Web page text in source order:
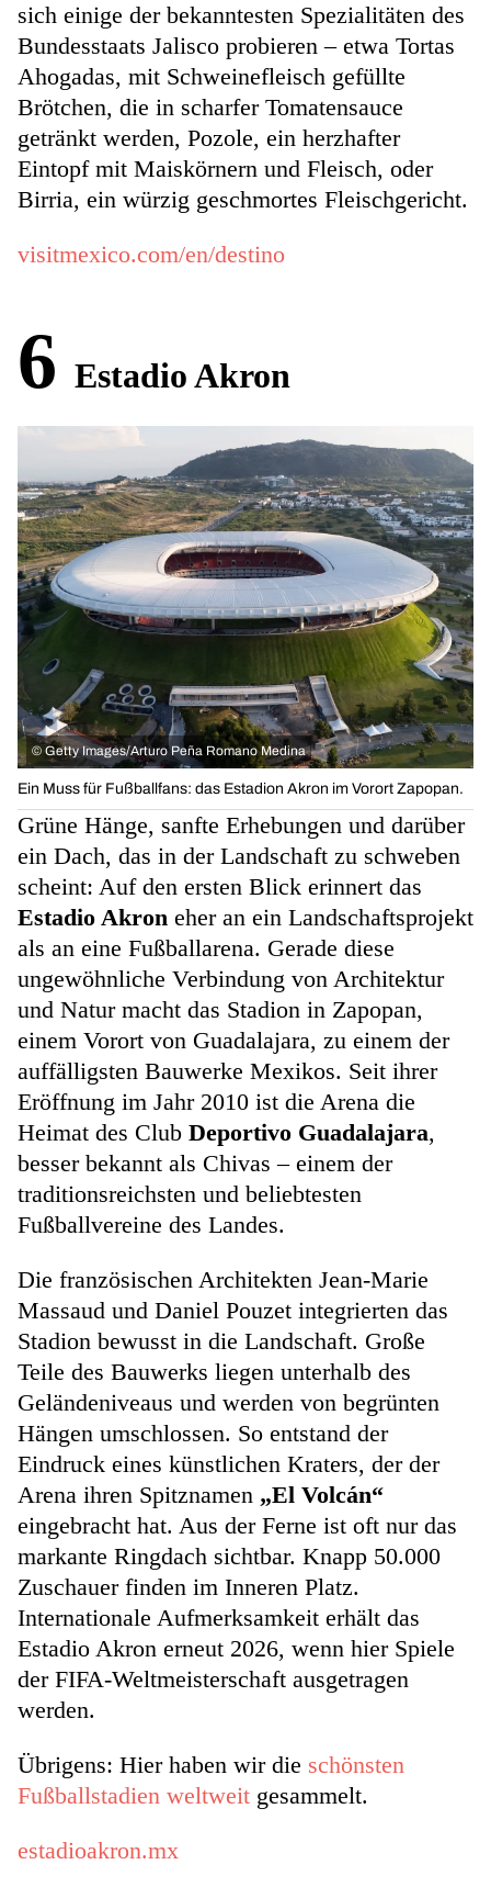
sich einige der bekanntesten Spezialitäten des
Bundesstaats Jalisco probieren – etwa Tortas
Ahogadas, mit Schweinefleisch gefüllte
Brötchen, die in scharfer Tomatensauce
getränkt werden, Pozole, ein herzhafter
Eintopf mit Maiskörnern und Fleisch, oder
Birria, ein würzig geschmortes Fleischgericht.
visitmexico.com/en/destino
6 Estadio Akron
© Getty Images/Arturo Peña Romano Medina
Ein Muss für Fußballfans: das Estadion Akron im Vorort Zapopan.
Grüne Hänge, sanfte Erhebungen und darüber
ein Dach, das in der Landschaft zu schweben
scheint: Auf den ersten Blick erinnert das
Estadio Akron eher an ein Landschaftsprojekt
als an eine Fußballarena. Gerade diese
ungewöhnliche Verbindung von Architektur
und Natur macht das Stadion in Zapopan,
einem Vorort von Guadalajara, zu einem der
auffälligsten Bauwerke Mexikos. Seit ihrer
Eröffnung im Jahr 2010 ist die Arena die
Heimat des Club Deportivo Guadalajara,
besser bekannt als Chivas – einem der
traditionsreichsten und beliebtesten
Fußballvereine des Landes.
Die französischen Architekten Jean-Marie
Massaud und Daniel Pouzet integrierten das
Stadion bewusst in die Landschaft. Große
Teile des Bauwerks liegen unterhalb des
Geländeniveaus und werden von begrünten
Hängen umschlossen. So entstand der
Eindruck eines künstlichen Kraters, der der
Arena ihren Spitznamen „El Volcán“
eingebracht hat. Aus der Ferne ist oft nur das
markante Ringdach sichtbar. Knapp 50.000
Zuschauer finden im Inneren Platz.
Internationale Aufmerksamkeit erhält das
Estadio Akron erneut 2026, wenn hier Spiele
der FIFA-Weltmeisterschaft ausgetragen
werden.
Übrigens: Hier haben wir die schönsten
Fußballstadien weltweit gesammelt.
estadioakron.mx